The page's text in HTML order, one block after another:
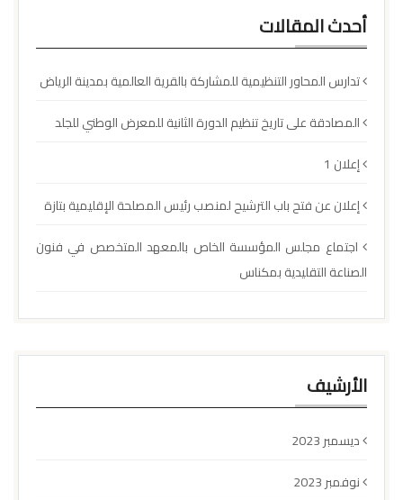
أحدث المقالات
تدارس المحاور التنظيمية للمشاركة بالقرية العالمية بمدينة الرياض
المصادقة على تاريخ تنظيم الدورة الثانية للمعرض الوطني للجلد
إعلان 1
إعلان عن فتح باب الترشيح لمنصب رئيس المصلحة الإقليمية بتازة
اجتماع مجلس المؤسسة الخاص بالمعهد المتخصص في فنون
الصناعة التقليدية بمكناس
الأرشيف
ديسمبر 2023
نوفمبر 2023